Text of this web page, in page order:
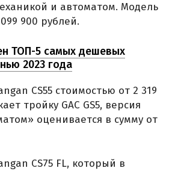
и автоматом. Модель
900 рублей.
ТОП-5 самых дешевых
2023 года
CS55 стоимостью от 2 319
тройку GAC GS5, версия
оценивается в сумму от
CS75 FL, который в